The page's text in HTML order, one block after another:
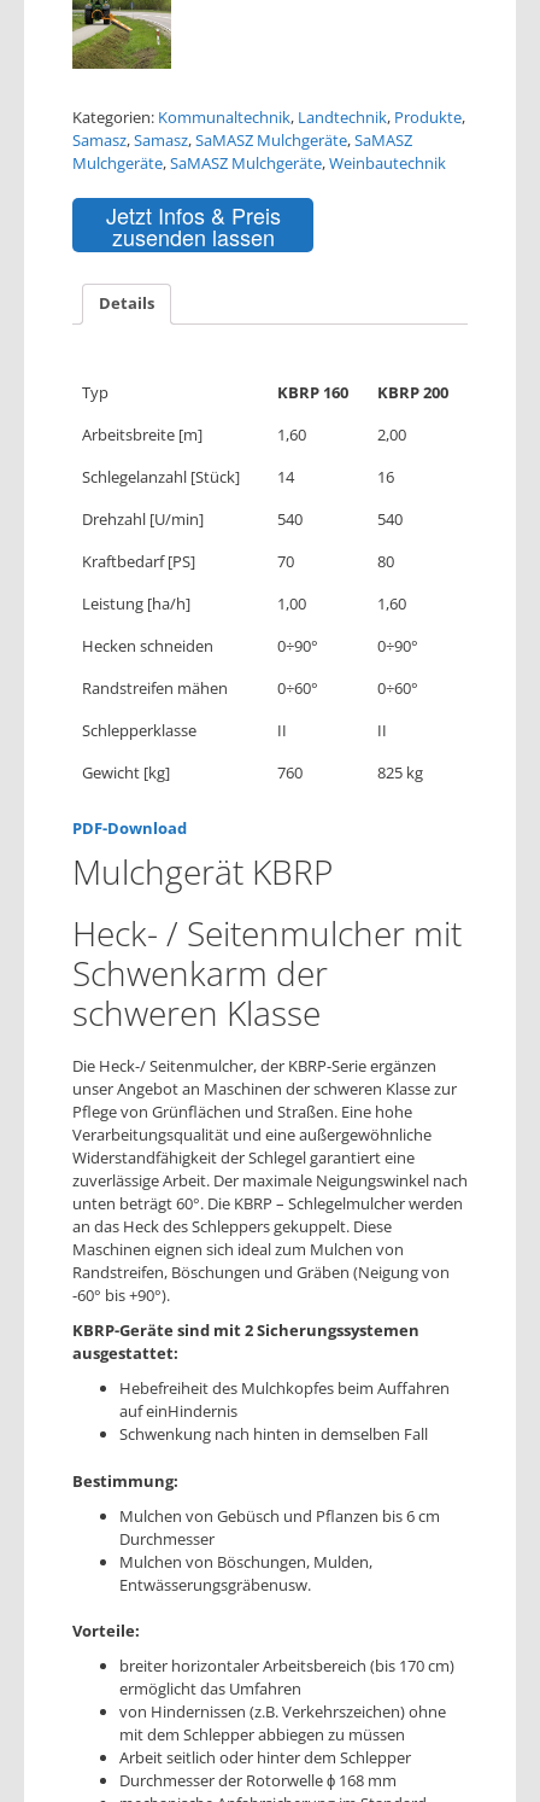
Kategorien: Kommunaltechnik, Landtechnik, Produkte,
Samasz,Samasz,SaMASZ Mulchgeräte,SaMASZ
Mulchgeräte,SaMASZ Mulchgeräte,Weinbautechnik
Jetzt Infos & Preis
zusenden lassen
Details
Typ KBRP 160
KBRP 200
Arbeitsbreite [m]
1,60
2,00
Schlegelanzahl [Stück]
14
16
Drehzahl [U/min]
540
540
Kraftbedarf [PS]
70
80
Leistung [ha/h]
1,00
1,60
Hecken schneiden
0÷90°
0÷90°
Randstreifen mähen
0÷60°
0÷60°
Schlepperklasse
II
II
Gewicht [kg]
760 825 kg
PDF-Download
Mulchgerät KBRP
Heck- / Seitenmulcher mit
Schwenkarm der
schweren Klasse
Die Heck-/ Seitenmulcher, der KBRP-Serie ergänzen
unser Angebot an Maschinen der schweren Klasse zur
Pflege von Grünflächen und Straßen. Eine hohe
Verarbeitungsqualität und eine außergewöhnliche
Widerstandfähigkeit der Schlegel garantiert eine
zuverlässige Arbeit. Der maximale Neigungswinkel nach
unten beträgt 60°. Die KBRP – Schlegelmulcher werden
an das Heck des Schleppers gekuppelt. Diese
Maschinen eignen sich ideal zum Mulchen von
Randstreifen, Böschungen und Gräben (Neigung von
-60° bis +90°).
KBRP-Geräte sind mit 2 Sicherungssystemen
ausgestattet:
Hebefreiheit des Mulchkopfes beim Auffahren
auf einHindernis
Schwenkung nach hinten in demselben Fall
Bestimmung:
Mulchen von Gebüsch und Pflanzen bis 6 cm
Durchmesser
Mulchen von Böschungen, Mulden,
Entwässerungsgräbenusw.
Vorteile:
breiter horizontaler Arbeitsbereich (bis 170 cm)
ermöglicht das Umfahren
von Hindernissen (z.B. Verkehrszeichen) ohne
mit dem Schlepper abbiegen zu müssen
Arbeit seitlich oder hinter dem Schlepper
Durchmesser der Rotorwelle ϕ 168 mm